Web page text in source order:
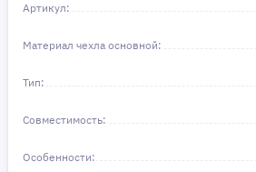
в этом!
Артикул:
Материал чехла основной:
Тип:
Совместимость:
Особенности: